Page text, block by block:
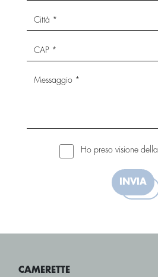
Ho preso visione della
INVIA
CAMERETTE